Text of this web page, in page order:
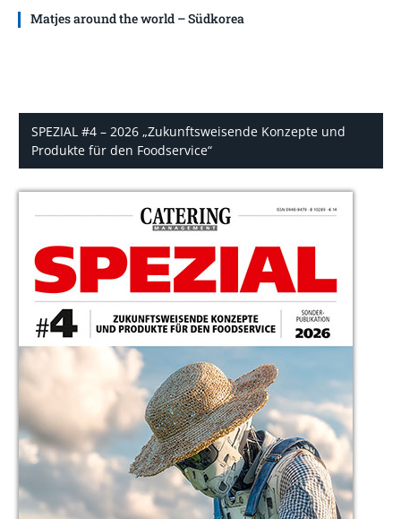
Matjes around the world – Südkorea
SPEZIAL #4 – 2026 „Zukunftsweisende Konzepte und
Produkte für den Foodservice“